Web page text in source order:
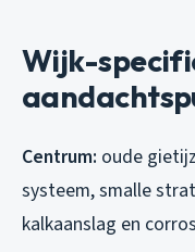
Wijk-
Centrum: oude
systeem, smalle
kalkaanslag en